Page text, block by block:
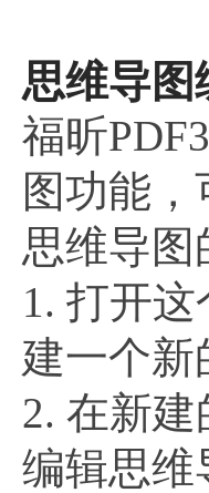
思维导图
福昕
图功能
思维导图
1. 打开
建一个新
2. 在新
编辑思维